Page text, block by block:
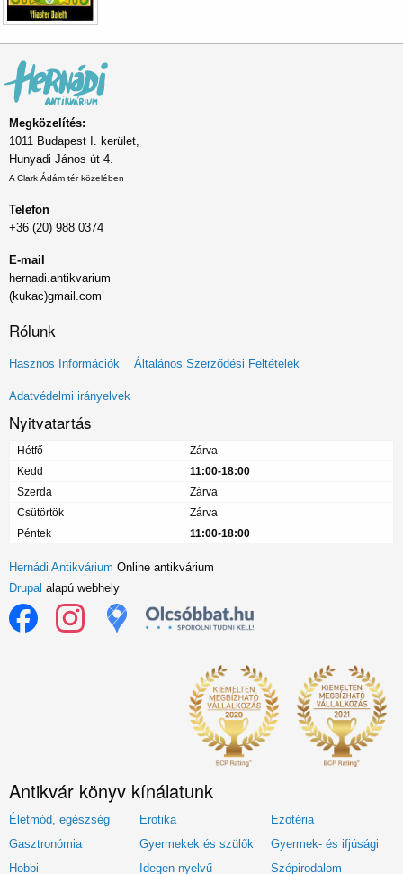
Megközelítés:
1011 Budapest I. kerület,
Hunyadi János út 4.
A Clark Ádám tér közelében
Telefon
+36 (20) 988 0374
E-mail
hernadi.antikvarium
(kukac)gmail.com
Rólunk
Lábléc
menü
Hasznos Információk Általános Szerződési Feltételek
Adatvédelmi irányelvek
Nyitvatartás
Hétfő
Zárva
Kedd
11:00-18:00
Szerda
Zárva
Csütörtök
Zárva
Péntek
11:00-18:00
Hernádi Antikvárium Online antikvárium
Drupal alapú webhely
Antikvár könyv kínálatunk
Életmód, egészség Erotika
Ezotéria
Gasztronómia
Gyermekek és szülők
Gyermek- és ifjúsági
Hobbi
Idegen nyelvű Szépirodalom